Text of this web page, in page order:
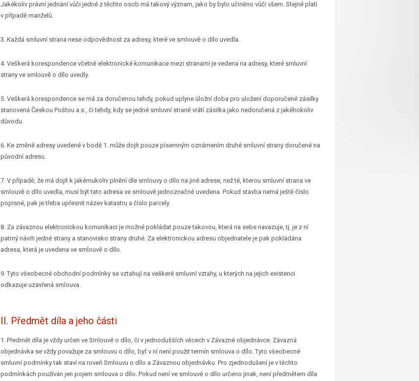
Jakékoliv právní jednání vůči jedné z těchto osob má takový význam, jako by bylo učiněno vůči všem. Stejné platí
v případě manželů.
3. Každá smluvní strana nese odpovědnost za adresy, které ve smlouvě o dílo uvedla.
4. Veškerá korespondence včetně elektronické komunikace mezi stranami je vedena na adresy, které smluvní
strany ve smlouvě o dílo uvedly.
5. Veškerá korespondence se má za doručenou tehdy, pokud uplyne úložní doba pro uložení doporučené zásilky
stanovená Českou Poštou a.s., či tehdy, kdy se jedné smluvní straně vrátí zásilka jako nedoručená z jakéhokoliv
důvodu.
6. Ke změně adresy uvedené v bodě 1. může dojít pouze písemným oznámením druhé smluvní strany doručené na
původní adresu.
7. V případě, že má dojít k jakémukoliv plnění dle smlouvy o dílo na jiné adrese, než té, kterou smluvní strana ve
smlouvě o dílo uvedla, musí být tato adresa ve smlouvě jednoznačně uvedena. Pokud stavba nemá ještě číslo
popisné, pak je třeba upřesnit název katastru a číslo parcely.
8. Za závaznou elektronickou komunikaci je možné pokládat pouze takovou, která na sebe navazuje, tj. je z ní
patrný návrh jedné strany a stanovisko strany druhé. Za elektronickou adresu objednatele je pak pokládána
adresa, která je uvedena ve smlouvě o dílo.
9. Tyto všeobecné obchodní podmínky se vztahují na veškeré smluvní vztahy, u kterých na jejich existenci
odkazuje uzavřená smlouva.
II. Předmět díla a jeho části
1. Předmět díla je vždy určen ve Smlouvě o dílo, či v jednodušších věcech v Závazné objednávce. Závazná
objednávka se vždy považuje za smlouvu o dílo, byť v ní není použit termín smlouva o dílo. Tyto všeobecné
smluvní podmínky tak staví na roveň Smlouvu o dílo a Závaznou objednávku. Pro zjednodušení je v těchto
podmínkách používán jen pojem smlouva o dílo. Pokud není ve smlouvě o dílo určeno jinak, není předmětem díla